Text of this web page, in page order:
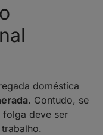
doméstica
. Contudo, se
deve ser